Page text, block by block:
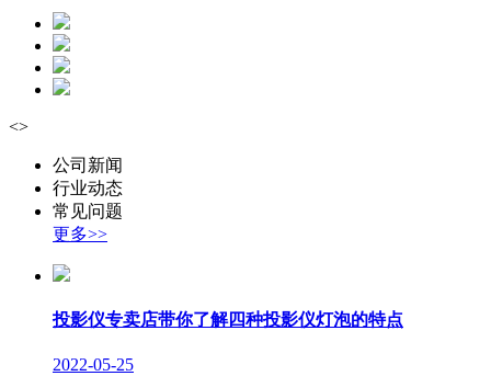
<>
公司新闻
行业动态
常见问题
更多>>
投影仪专卖店带你了解四种投影仪灯泡的特点
2022-05-25